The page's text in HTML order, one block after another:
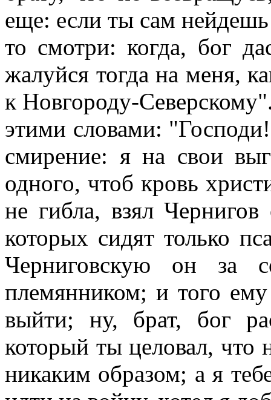
еще: если ты сам
то смотри: когда, бог
жалуйся тогда на меня,
к Новгороду-
этими словами:
смирение: я на свои
одного, чтоб кровь
не гибла, взял
которых сидят только
Черниговскую он за
племянником; и того
выйти; ну, брат, бог
который ты целовал, что
никаким образом; а я